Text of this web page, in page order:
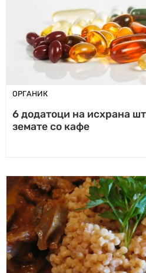
ОРГАНИК
6 додатоци на исхрана
земате со кафе